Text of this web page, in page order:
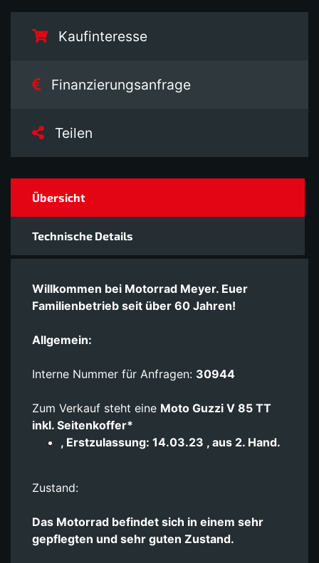
Kaufinteresse
Finanzierungsanfrage
Teilen
Übersicht
Technische Details
Willkommen bei Motorrad Meyer. Euer
Familienbetrieb seit über 60 Jahren!
Allgemein:
Interne Nummer für Anfragen: 30944
Zum Verkauf steht eine Moto Guzzi V 85 TT
inkl. Seitenkoffer*
, Erstzulassung: 14.03.23 , aus 2. Hand.
Zustand:
Das Motorrad befindet sich in einem sehr
gepflegten und sehr guten Zustand.